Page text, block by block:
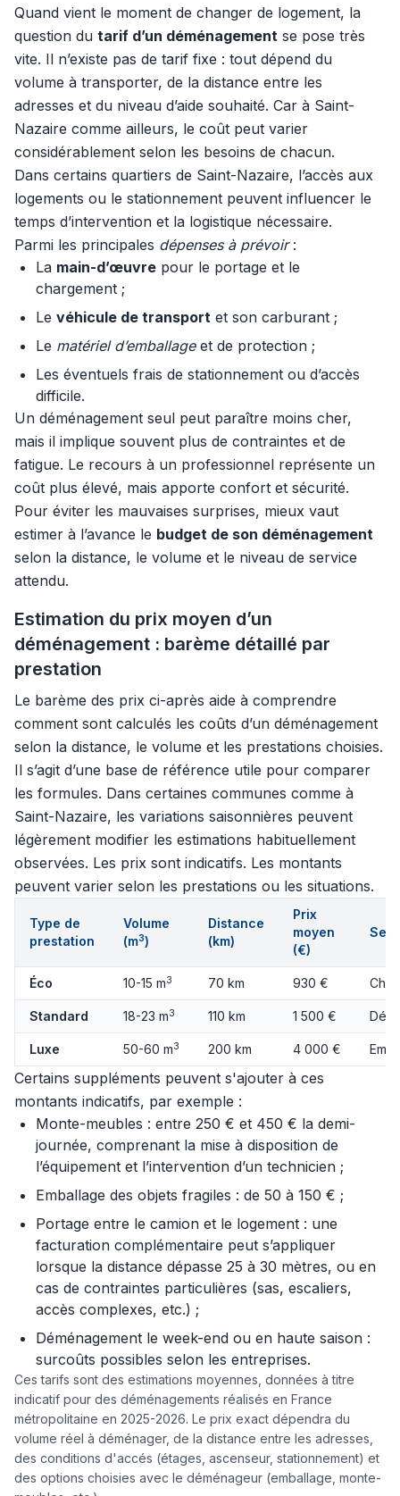
Quand vient le moment de changer de logement, la
question du tarif d’un déménagement se pose très
vite. Il n’existe pas de tarif fixe : tout dépend du
volume à transporter, de la distance entre les
adresses et du niveau d’aide souhaité. Car à Saint-
Nazaire comme ailleurs, le coût peut varier
considérablement selon les besoins de chacun.
Dans certains quartiers de Saint-Nazaire, l’accès aux
logements ou le stationnement peuvent influencer le
temps d’intervention et la logistique nécessaire.
Parmi les principales dépenses à prévoir:
La main-d’œuvre pour le portage et le
chargement ;
Le véhicule de transport et son carburant ;
Le matériel d’emballageet de protection ;
Les éventuels frais de stationnement ou d’accès
difficile.
Un déménagement seul peut paraître moins cher,
mais il implique souvent plus de contraintes et de
fatigue. Le recours à un professionnel représente un
coût plus élevé, mais apporte confort et sécurité.
Pour éviter les mauvaises surprises, mieux vaut
estimer à l’avance le budget de son déménagement
selon la distance, le volume et le niveau de service
attendu.
Estimation du prix moyen d’un
déménagement : barème détaillé par
prestation
Le barème des prix ci-après aide à comprendre
comment sont calculés les coûts d’un déménagement
selon la distance, le volume et les prestations choisies.
Il s’agit d’une base de référence utile pour comparer
les formules. Dans certaines communes comme à
Saint-Nazaire, les variations saisonnières peuvent
légèrement modifier les estimations habituellement
observées. Les prix sont indicatifs. Les montants
peuvent varier selon les prestations ou les situations.
Type de
prestation
Volume
(m3)
Distance
(km)
Prix
moyen
(€)
Éco 10-15 m3 70 km 930 €
Standard 18-23 m3 110 km 1 500 €
Luxe 50-60 m3 200 km 4 000 €
Certains suppléments peuvent s'ajouter à ces
montants indicatifs, par exemple :
Monte-meubles : entre 250 € et 450 € la demi-
journée, comprenant la mise à disposition de
l’équipement et l’intervention d’un technicien ;
Emballage des objets fragiles : de 50 à 150 € ;
Portage entre le camion et le logement : une
facturation complémentaire peut s’appliquer
lorsque la distance dépasse 25 à 30 mètres, ou en
cas de contraintes particulières (sas, escaliers,
accès complexes, etc.) ;
Déménagement le week-end ou en haute saison :
surcoûts possibles selon les entreprises.
Ces tarifs sont des estimations moyennes, données à titre
indicatif pour des déménagements réalisés en France
métropolitaine en 2025-2026. Le prix exact dépendra du
volume réel à déménager, de la distance entre les adresses,
des conditions d'accés (étages, ascenseur, stationnement) et
des options choisies avec le déménageur (emballage, monte-